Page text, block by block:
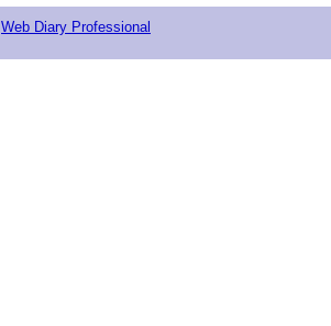
Web Diary Professional